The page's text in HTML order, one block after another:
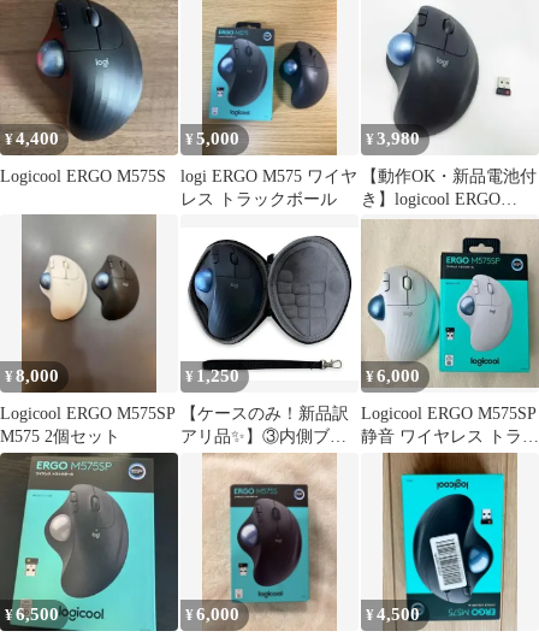
¥4,400
Logicool ERGO M575S
¥5,000
logi ERGO M575 ワイヤ
レス トラックボール
¥3,980
【動作OK・新品電池付
き】logicool ERGO
M575 トラックボール
¥8,000
Logicool ERGO M575SP
M575 2個セット
¥ 1,250
【ケースのみ！新品訳
アリ品✨】③内側ブラ
ック ロジクール
(Logicool) ERGO
M575GR / M575S 専用
保護収納ケース トラッ
クボールマウス 無線
Bluetooth ワイヤレスマ
ウス マウスケース
¥6,000
Logicool ERGO M575SP
静音 ワイヤレス トラッ
クボール 本体
¥6,500 ¥6,000 ¥4,500